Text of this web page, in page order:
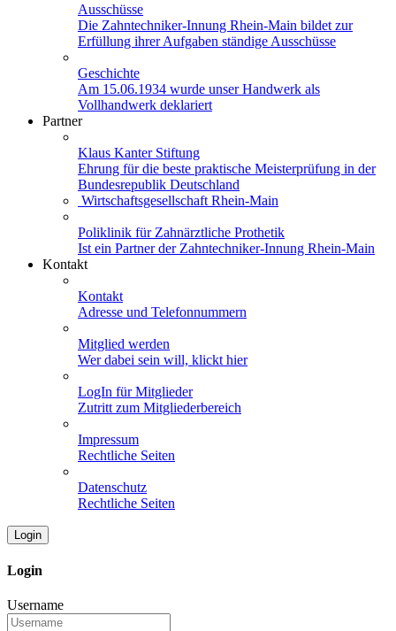
Ausschüsse
Die Zahntechniker-Innung Rhein-Main bildet zur
Erfüllung ihrer Aufgaben ständige Ausschüsse
Geschichte
Am 15.06.1934 wurde unser Handwerk als
Vollhandwerk deklariert
Partner
Klaus Kanter Stiftung
Ehrung für die beste praktische Meisterprüfung in der
Bundesrepublik Deutschland
Wirtschaftsgesellschaft Rhein-Main
Poliklinik für Zahnärztliche Prothetik
Ist ein Partner der Zahntechniker-Innung Rhein-Main
Kontakt
Kontakt
Adresse und Telefonnummern
Mitglied werden
Wer dabei sein will, klickt hier
LogIn für Mitglieder
Zutritt zum Mitgliederbereich
Impressum
Rechtliche Seiten
Datenschutz
Rechtliche Seiten
Login
Login
Username